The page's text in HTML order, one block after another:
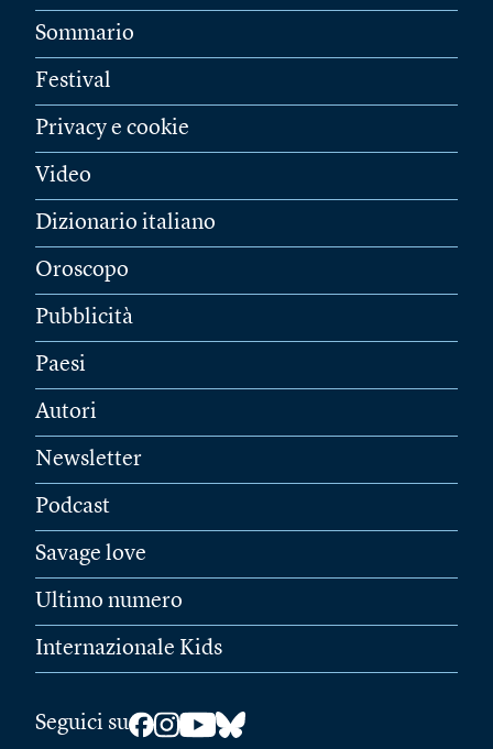
Sommario
Festival
Privacy e cookie
Video
Dizionario italiano
Oroscopo
Pubblicità
Paesi
Autori
Newsletter
Podcast
Savage love
Ultimo numero
Internazionale Kids
Seguici su